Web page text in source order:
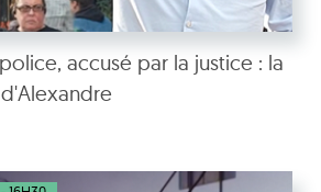
accusé par la justice : la